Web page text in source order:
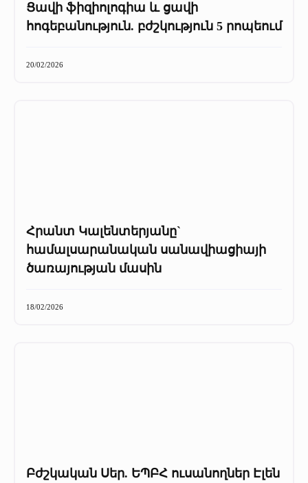
Ցավի ֆիզիոլոգիա և ցավի
հոգեբանություն. բժշկություն 5 րոպեում
20/02/2026
Հրանտ Կալենտերյանը`
համալսարանական սանավիացիայի
ծառայության մասին
18/02/2026
Բժշկական Սեր. ԵՊԲՀ ուսանողներ Էլեն